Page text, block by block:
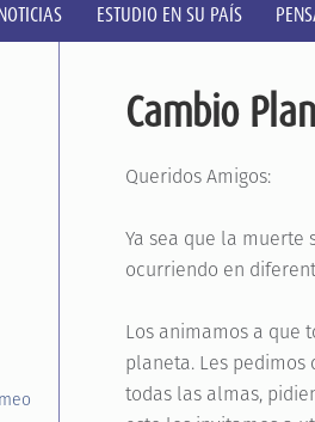
ESTUDIO EN SU PAÍS
Cambio
Queridos Amigos:
Ya sea que la
ocurriendo en
Los animamos a que
planeta. Les pedimos
todas las almas,